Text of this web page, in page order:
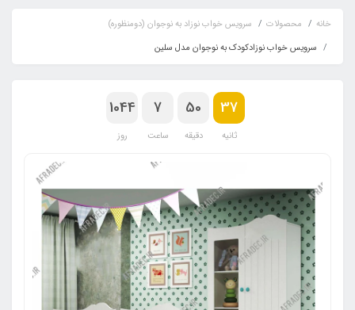
خانه محصولات
سرویس خواب نوزاد به نوجوان (دومنظوره)
سرویس خواب نوزادکودک به نوجوان مدل سلین
1044
روز
7
ساعت
50
دقیقه
37
ثانیه